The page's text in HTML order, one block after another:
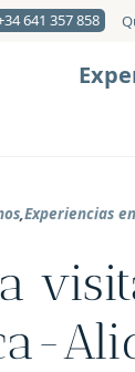
641 357 858
,Experiencias